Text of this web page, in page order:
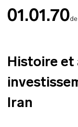
01.01.70
Histoire et
Iran